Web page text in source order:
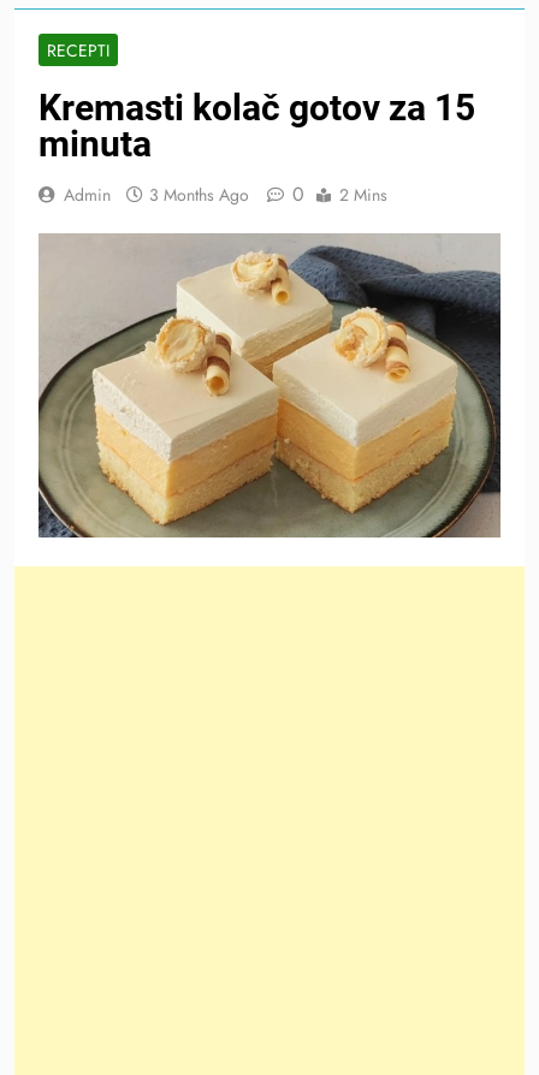
RECEPTI
Kremasti kolač gotov za 15
minuta
Admin 3 Months Ago 0 2 Mins